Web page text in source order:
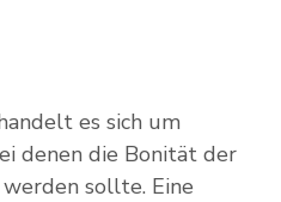
es sich um
denen die Bonität der
sollte. Eine